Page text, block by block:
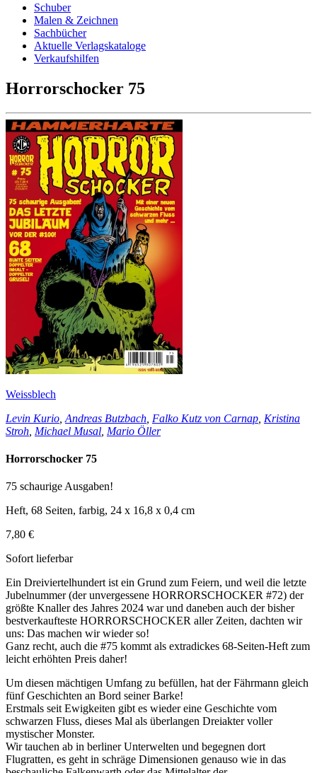
Schuber
Malen & Zeichnen
Sachbücher
Aktuelle Verlagskataloge
Verkaufshilfen
Horrorschocker 75
Weissblech
Levin Kurio Andreas Butzbach Falko Kutz von Carnap Kristina
Stroh Michael Musal Mario Öller
Horrorschocker 75
75 schaurige Ausgaben!
Heft, 68 Seiten, farbig, 24 x 16,8 x 0,4 cm
7,80 €
Sofort lieferbar
Ein Dreiviertelhundert ist ein Grund zum Feiern, und weil die letzte
Jubelnummer (der unvergessene HORRORSCHOCKER #72) der
größte Knaller des Jahres 2024 war und daneben auch der bisher
bestverkaufteste HORRORSCHOCKER aller Zeiten, dachten wir
uns: Das machen wir wieder so!
Ganz recht, auch die #75 kommt als extradickes 68-Seiten-Heft zum
leicht erhöhten Preis daher!
Um diesen mächtigen Umfang zu befüllen, hat der Fährmann gleich
fünf Geschichten an Bord seiner Barke!
Erstmals seit Ewigkeiten gibt es wieder eine Geschichte vom
schwarzen Fluss, dieses Mal als überlangen Dreiakter voller
mystischer Monster.
Wir tauchen ab in berliner Unterwelten und begegnen dort
Flugratten, es geht in schräge Dimensionen genauso wie in das